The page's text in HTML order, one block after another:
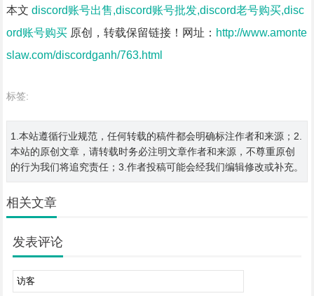
本文 discord账号出售,discord账号批发,discord老号购买,disc
ord账号购买原创，转载保留链接！网址： http://www.amonte
slaw.com/discordganh/763.html
标签:
1.本站遵循行业规范，任何转载的稿件都会明确标注作者和来源；2.
本站的原创文章，请转载时务必注明文章作者和来源，不尊重原创
的行为我们将追究责任；3.作者投稿可能会经我们编辑修改或补充。
相关文章
发表评论